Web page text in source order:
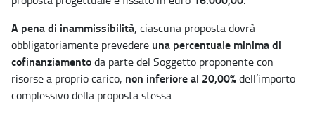
A pena di inammissibilità, ciascuna proposta dovrà
obbligatoriamente prevedere una percentuale minima di
cofinanziamentoda parte del Soggetto proponente con
risorse a proprio carico, non inferiore al 20,00%dell’importo
complessivo della proposta stessa.